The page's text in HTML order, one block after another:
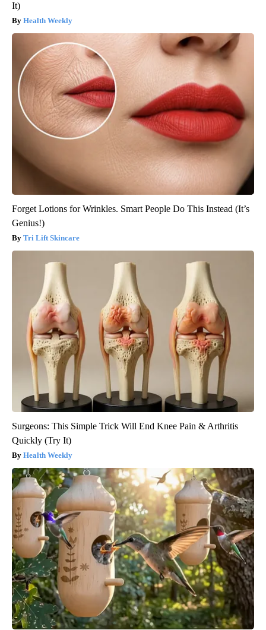
It)
Health Weekly
Forget Lotions for Wrinkles. Smart People Do This Instead (It’s
Genius!)
Tri Lift Skincare
Surgeons: This Simple Trick Will End Knee Pain & Arthritis
Quickly (Try It)
Health Weekly